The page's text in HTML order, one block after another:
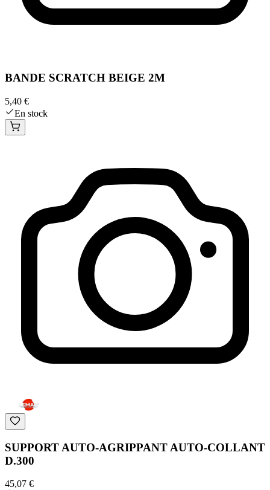
BANDE SCRATCH BEIGE 2M
5,40 €
En stock
SUPPORT AUTO-AGRIPPANT AUTO-COLLANT
D.300
45,07 €